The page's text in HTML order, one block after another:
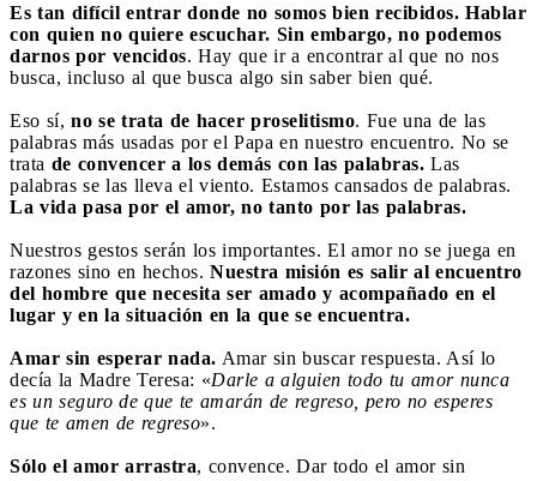
Es tan difícil entrar donde no somos bien recibidos. Hablar
con quien no quiere escuchar. Sin embargo, no podemos
darnos por vencidos. Hay que ir a encontrar al que no nos
busca, incluso al que busca algo sin saber bien qué.
Eso sí, no se trata de hacer proselitismo. Fue una de las
palabras más usadas por el Papa en nuestro encuentro. No se
trata de convencer a los demás con las palabras. Las
palabras se las lleva el viento. Estamos cansados de palabras.
La vida pasa por el amor, no tanto por las palabras.
Nuestros gestos serán los importantes. El amor no se juega en
razones sino en hechos. Nuestra misión es salir al encuentro
del hombre que necesita ser amado y acompañado en el
lugar y en la situación en la que se encuentra.
Amar sin esperar nada. Amar sin buscar respuesta. Así lo
decía la Madre Teresa: «Darle a alguien todo tu amor nunca
es un seguro de que te amarán de regreso, pero no esperes
que te amen de regreso».
Sólo el amor arrastra, convence. Dar todo el amor sin